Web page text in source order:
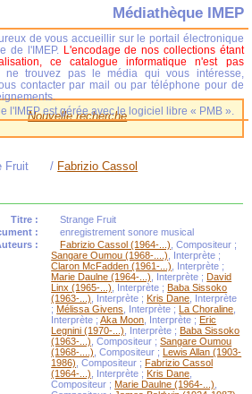
Nouvelle recherche
Fruit / Fabrizio Cassol
Titre :
Strange Fruit
:
enregistrement sonore musical
:
Fabrizio Cassol (1964-...) , Compositeur ;
Sangare Oumou (1968-....) , Interprète ;
Claron McFadden (1961-...) , Interprète ;
Marie Daulne (1964-...) , Interprète ;David
Linx (1965-...) , Interprète ;Baba Sissoko
(1963-...) , Interprète ;Kris Dane , Interprète
;Mélissa Givens , Interprète ;La Choraline
Interprète ;Aka Moon , Interprète ;Eric
Legnini (1970-...) , Interprète ;Baba Sissoko
(1963-...) , Compositeur ;Sangare Oumou
(1968-....) , Compositeur ;Lewis Allan (1903-
1986) , Compositeur ;Fabrizio Cassol
(1964-...) , Interprète ;Kris Dane
Compositeur ;Marie Daulne (1964-...)
Médiathèque IMEP
de vous accueillir sur le portail électronique
de l'IMEP. L'encodage de nos collections étant
ce catalogue informatique n'est pas
ne trouvez pas le média qui vous intéresse,
contacter par mail ou par téléphone pour de
l'IMEP est gérée avec le logiciel libre « PMB ».